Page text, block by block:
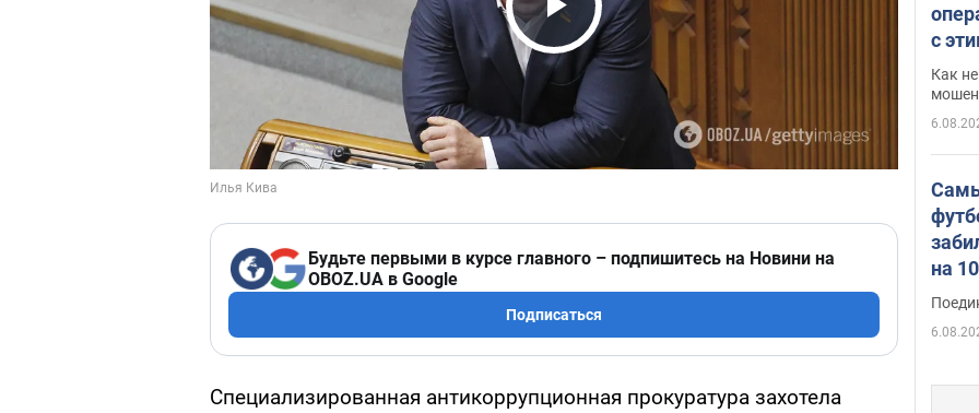
Play Video
Будьте первыми в курсе главного – подпишитесь на Новини на
OBOZ.UA в Google
Подписаться
Специализированная антикоррупционная прокуратура захотела
с
Как
на